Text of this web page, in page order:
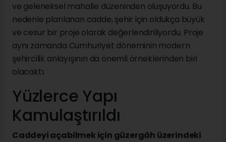
ve geleneksel mahalle düzeninden oluşuyordu. Bu
nedenle planlanan cadde, şehir için oldukça büyük
ve cesur bir proje olarak değerlendiriliyordu. Proje
aynı zamanda Cumhuriyet döneminin modern
şehircilik anlayışının da önemli örneklerinden biri
olacaktı.
Yüzlerce Yapı
Kamulaştırıldı
Caddeyi açabilmek için güzergâh üzerindeki